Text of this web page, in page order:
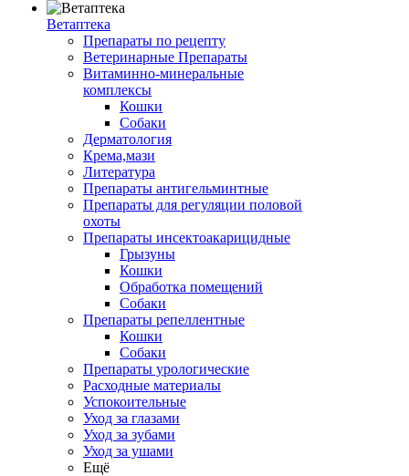
Ветаптека
Препараты по рецепту
Ветеринарные Препараты
Витаминно-минеральные
комплексы
Кошки
Собаки
Дерматология
Крема,мази
Литература
Препараты антигельминтные
Препараты для регуляции половой
охоты
Препараты инсектоакарицидные
Грызуны
Кошки
Обработка помещений
Собаки
Препараты репеллентные
Кошки
Собаки
Препараты урологические
Расходные материалы
Успокоительные
Уход за глазами
Уход за зубами
Уход за ушами
Ещё